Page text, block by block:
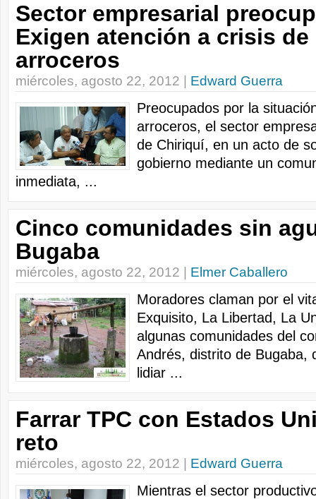
Sector empresarial
Exigen atención a crisis de
arroceros
miércoles, agosto 22, 2012 | Edward Guerra
Preocupados por la
arroceros, el sector
de Chiriquí, en un acto de
gobierno mediante un
inmediata, ...
Cinco comunidades sin
Bugaba
miércoles, agosto 22, 2012 | Elmer Caballero
Moradores claman por el
Exquisito, La Libertad, La
algunas comunidades del
Andrés, distrito de Bugaba,
lidiar ...
Farrar TPC con Estados
reto
miércoles, agosto 22, 2012 | Edward Guerra
Mientras el sector